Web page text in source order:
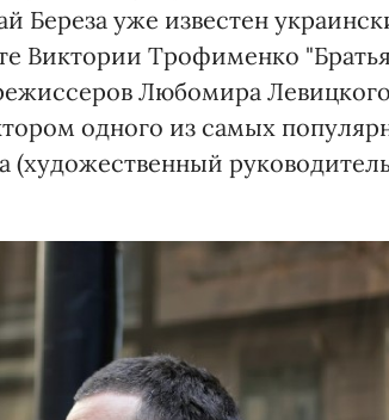
Береза уже известен
Виктории Трофименко
Любомира
одного из самых
(художественный